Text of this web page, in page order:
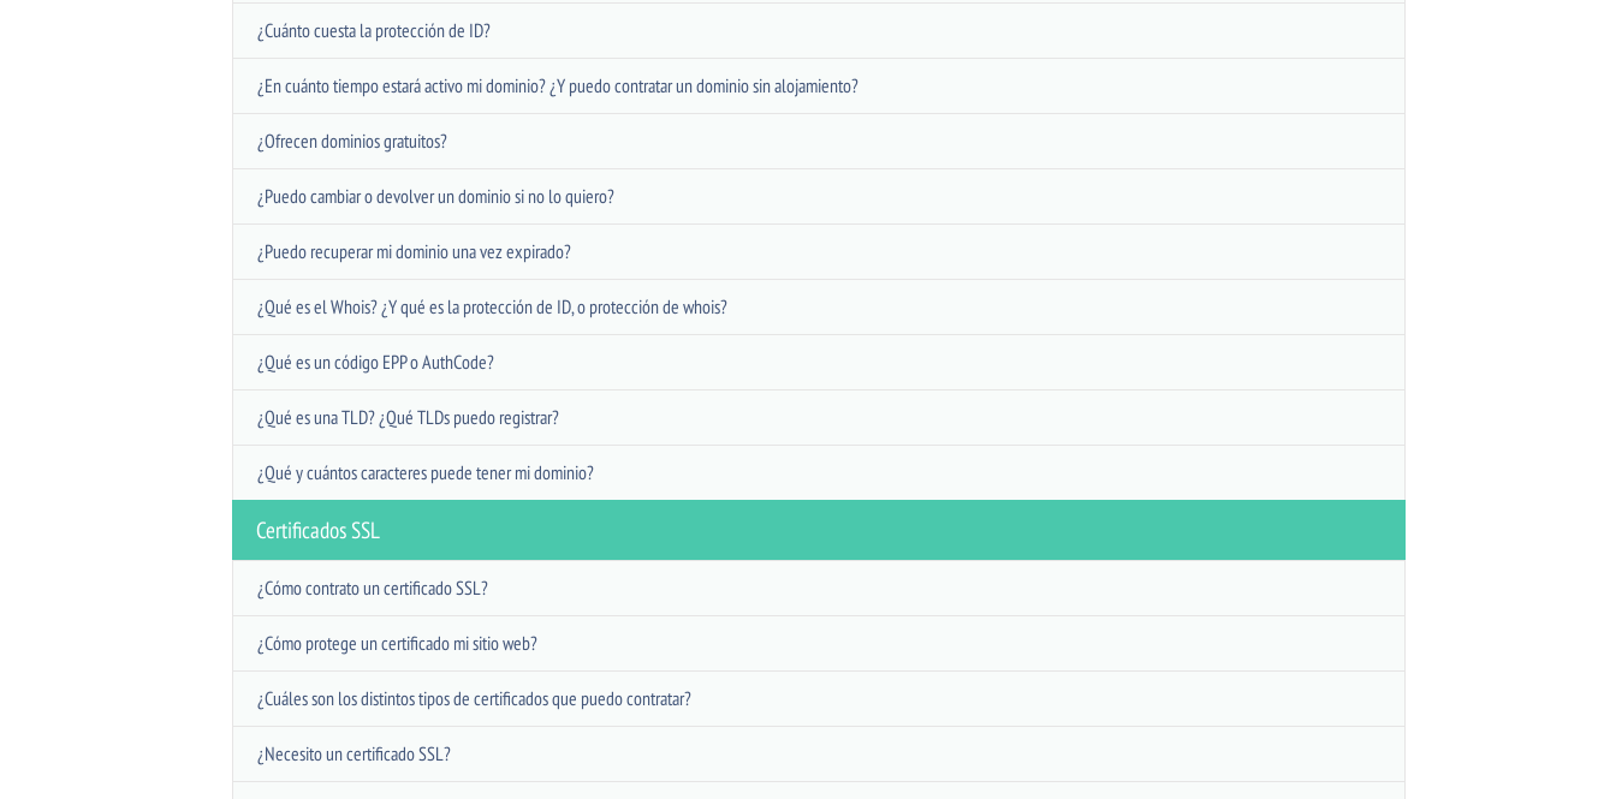
¿Cuánto cuesta la protección de ID?
¿En cuánto tiempo estará activo mi dominio? ¿Y puedo contratar un dominio sin alojamiento?
¿Ofrecen dominios gratuitos?
¿Puedo cambiar o devolver un dominio si no lo quiero?
¿Puedo recuperar mi dominio una vez expirado?
¿Qué es el Whois? ¿Y qué es la protección de ID, o protección de whois?
¿Qué es un código EPP o AuthCode?
¿Qué es una TLD? ¿Qué TLDs puedo registrar?
¿Qué y cuántos caracteres puede tener mi dominio?
Certificados SSL
¿Cómo contrato un certificado SSL?
¿Cómo protege un certificado mi sitio web?
¿Cuáles son los distintos tipos de certificados que puedo contratar?
¿Necesito un certificado SSL?